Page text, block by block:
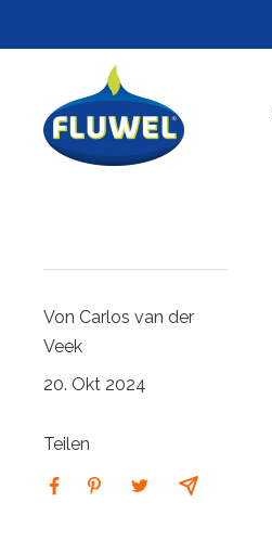
Von Carlos van der
Veek
20. Okt 2024
Teilen